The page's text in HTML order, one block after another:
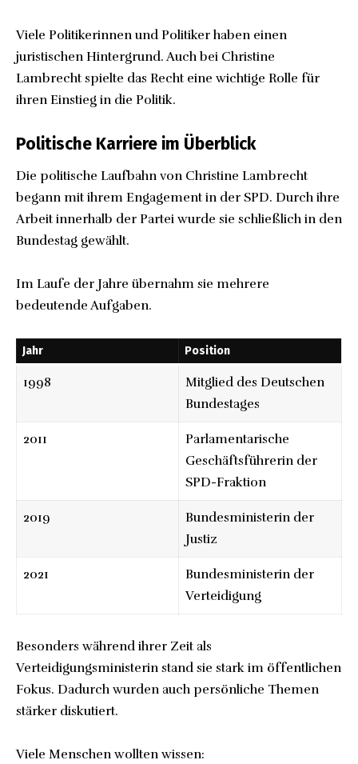
Viele Politikerinnen und Politiker haben einen
juristischen Hintergrund. Auch bei Christine
Lambrecht spielte das Recht eine wichtige Rolle für
ihren Einstieg in die Politik.
Politische Karriere im Überblick
Die politische Laufbahn von Christine Lambrecht
begann mit ihrem Engagement in der SPD. Durch ihre
Arbeit innerhalb der Partei wurde sie schließlich in den
Bundestag gewählt.
Im Laufe der Jahre übernahm sie mehrere
bedeutende Aufgaben.
Jahr Position
1998
Mitglied des Deutschen
Bundestages
2011
Parlamentarische
Geschäftsführerin der
SPD-Fraktion
2019
Bundesministerin der
Justiz
2021
Bundesministerin der
Verteidigung
Besonders während ihrer Zeit als
Verteidigungsministerin stand sie stark im öffentlichen
Fokus. Dadurch wurden auch persönliche Themen
stärker diskutiert.
Viele Menschen wollten wissen: